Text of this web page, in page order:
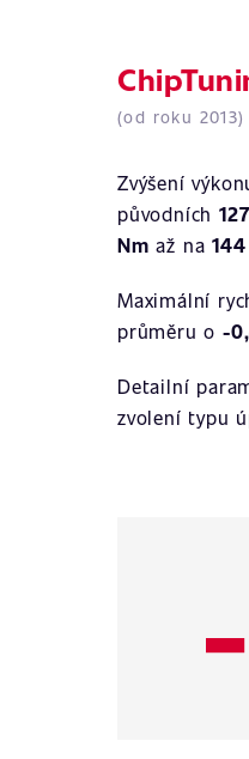
(od roku 2013)
Zvýšení
původních
Nm až na
Maximální
průměru o-
Detailní
zvolení typu